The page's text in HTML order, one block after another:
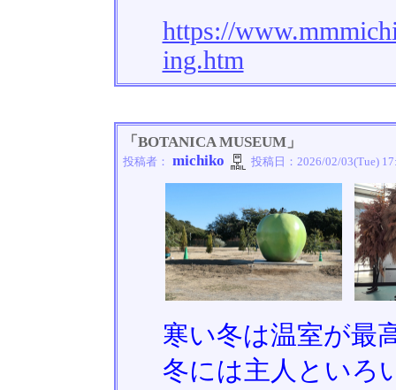
https://
ing.htm
「BOTANICA MUSEUM」
投稿者： michiko 投稿日： 2026/02/03(Tue)
寒い冬は温室が最
冬には主人といろ